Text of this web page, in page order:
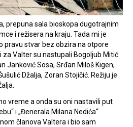
prepuna sala bioskopa dugotrajnim
i režisera na kraju. Tada mi je
pravu stvar bez obzira na otpore
za Valter su nastupali Bogoljub Mitić
Janković Sosa, Srđan Miloš Kigen,
Džalja, Zoran Stojičić. Režiju je
vreme a onda su oni nastavili put
i „Đenerala Milana Nedića“.
članova Valtera i bio sam